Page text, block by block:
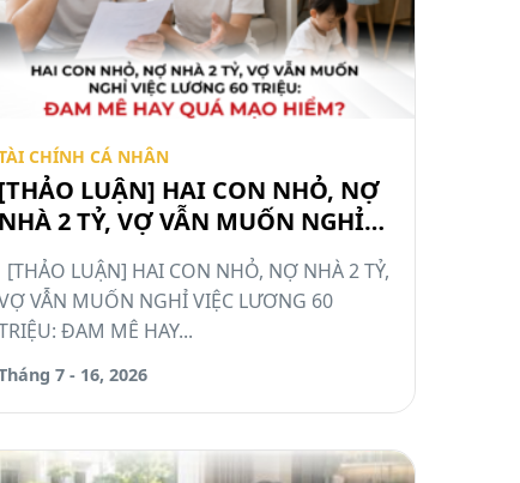
CHÍNH CÁ NHÂN
[THẢO LUẬN] HAI CON NHỎ, NỢ
NHÀ 2 TỶ, VỢ VẪN MUỐN NGHỈ
VIỆC LƯƠNG 60 TRIỆU: ĐAM MÊ
HAY QUÁ MẠO HIỂM? #TCCN16
[THẢO LUẬN] HAI CON NHỎ, NỢ NHÀ 2 TỶ,
VẪN MUỐN NGHỈ VIỆC LƯƠNG 60
ĐAM MÊ HAY...
7 - 16, 2026